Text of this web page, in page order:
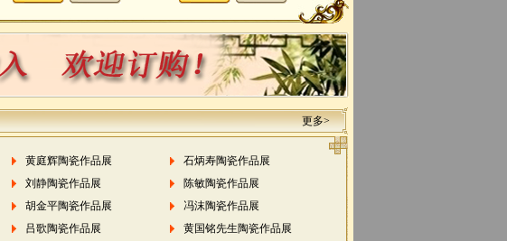
更多>
黄庭辉陶瓷作品展
石炳寿陶瓷作品展
刘静陶瓷作品展
陈敏陶瓷作品展
胡金平陶瓷作品展
冯沫陶瓷作品展
吕歌陶瓷作品展
黄国铭先生陶瓷作品展